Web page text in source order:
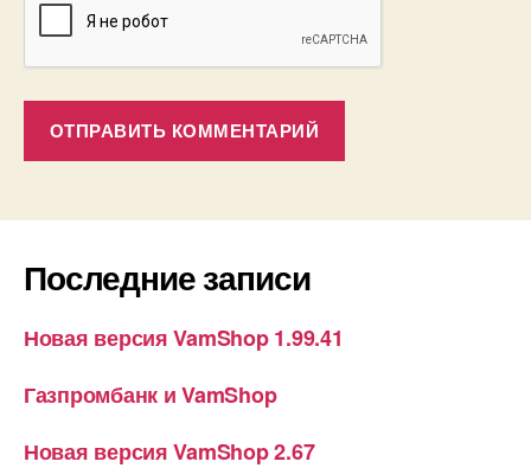
Последние записи
Новая версия VamShop 1.99.41
Газпромбанк и VamShop
Новая версия VamShop 2.67